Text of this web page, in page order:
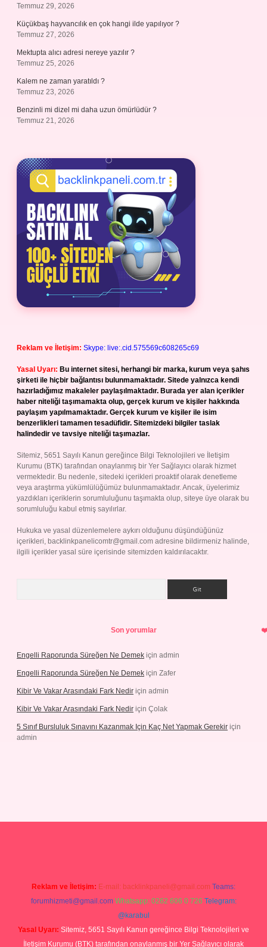
Temmuz 29, 2026
Küçükbaş hayvancılık en çok hangi ilde yapılıyor ?
Temmuz 27, 2026
Mektupta alıcı adresi nereye yazılır ?
Temmuz 25, 2026
Kalem ne zaman yaratıldı ?
Temmuz 23, 2026
Benzinli mi dizel mi daha uzun ömürlüdür ?
Temmuz 21, 2026
Reklam ve İletişim: Skype: live:.cid.575569c608265c69
Yasal Uyarı: Bu internet sitesi, herhangi bir marka, kurum veya şahıs
şirketi ile hiçbir bağlantısı bulunmamaktadır. Sitede yalnızca kendi
hazırladığımız makaleler paylaşılmaktadır. Burada yer alan içerikler
haber niteliği taşımamakta olup, gerçek kurum ve kişiler hakkında
paylaşım yapılmamaktadır. Gerçek kurum ve kişiler ile isim
benzerlikleri tamamen tesadüfidir. Sitemizdeki bilgiler taslak
halindedir ve tavsiye niteliği taşımazlar.
Sitemiz, 5651 Sayılı Kanun gereğince Bilgi Teknolojileri ve İletişim
Kurumu (BTK) tarafından onaylanmış bir Yer Sağlayıcı olarak hizmet
vermektedir. Bu nedenle, sitedeki içerikleri proaktif olarak denetleme
veya araştırma yükümlülüğümüz bulunmamaktadır. Ancak, üyelerimiz
yazdıkları içeriklerin sorumluluğunu taşımakta olup, siteye üye olarak bu
sorumluluğu kabul etmiş sayılırlar.
Hukuka ve yasal düzenlemelere aykırı olduğunu düşündüğünüz
içerikleri, backlinkpanelicomtr@gmail.com adresine bildirmeniz halinde,
ilgili içerikler yasal süre içerisinde sitemizden kaldırılacaktır.
Son yorumlar
Engelli Raporunda Süreğen Ne Demek için admin
Engelli Raporunda Süreğen Ne Demek için Zafer
Kibir Ve Vakar Arasındaki Fark Nedir için admin
Kibir Ve Vakar Arasındaki Fark Nedir için Çolak
5 Sınıf Bursluluk Sınavını Kazanmak Için Kaç Net Yapmak Gerekir için
admin
Reklam ve İletişim: E-mail: backlinkpaneli@gmail.com Teams:
forumhizmeti@gmail.com Whatsapp: 0262 606 0 726 Telegram:
@karabul
Yasal Uyarı: Sitemiz, 5651 Sayılı Kanun gereğince Bilgi Teknolojileri ve
İletişim Kurumu (BTK) tarafından onaylanmış bir Yer Sağlayıcı olarak